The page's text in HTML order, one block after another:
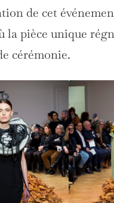
de cet
la pièce unique
cérémonie.